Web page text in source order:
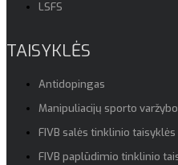
LSFS
TAISYKLĖS
Antidopingas
Manipuliacijų sporto
FIVB salės tinklinio taisyklės
FIVB paplūdimio tinklinio